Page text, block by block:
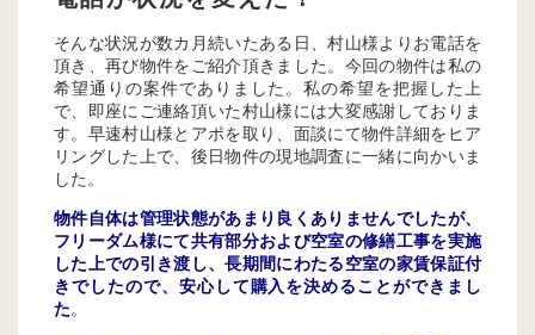
そんな状況が数カ月続いたある日、村山様よりお電話を
頂き、再び物件をご紹介頂きました。今回の物件は私の
希望通りの案件でありました。私の希望を把握した上
で、即座にご連絡頂いた村山様には大変感謝しておりま
す。早速村山様とアポを取り、面談にて物件詳細をヒア
リングした上で、後日物件の現地調査に一緒に向かいま
した。
物件自体は管理状態があまり良くありませんでしたが、
フリーダム様にて共有部分および空室の修繕工事を実施
した上での引き渡し、長期間にわたる空室の家賃保証付
きでしたので、安心して購入を決めることができまし
た。